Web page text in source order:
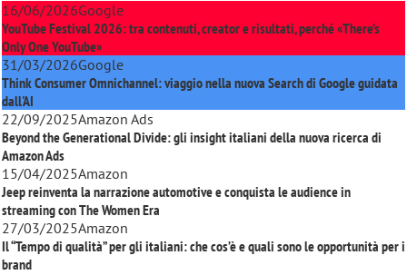
16/06/2026Google
YouTube Festival 2026: tra contenuti, creator e risultati, perché «There’s
Only One YouTube»
31/03/2026Google
Think Consumer Omnichannel: viaggio nella nuova Search di Google guidata
dall'AI
22/09/2025Amazon Ads
Beyond the Generational Divide: gli insight italiani della nuova ricerca di
Amazon Ads
15/04/2025Amazon
Jeep reinventa la narrazione automotive e conquista le audience in
streaming conThe Women Era
27/03/2025Amazon
Il “Tempo di qualità” per gli italiani: che cos’è e quali sono le opportunità per i
brand